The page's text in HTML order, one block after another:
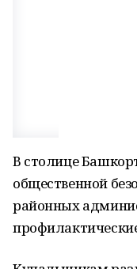
В столице
общественной
районных